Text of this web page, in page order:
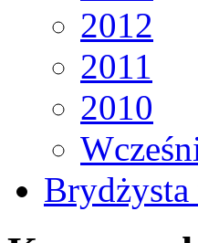
2012
2011
2010